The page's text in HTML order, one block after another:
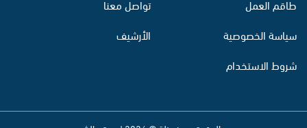
طاقم العمل
سياسة الخصوصية
شروط الاستخدام
تواصل معنا
الأرشيف